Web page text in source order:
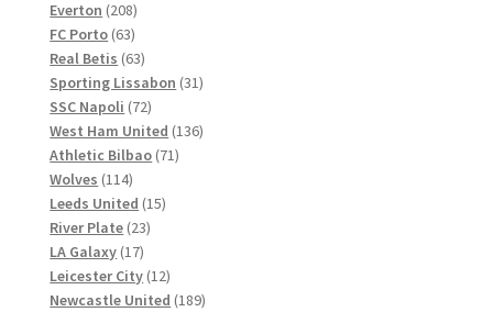
Everton 208208
produkter
FC Porto 6363
produkter
Real Betis 6363
produkter
Sporting Lissabon 3131
SSC Napoli 7272
produkter
West Ham United 136136
Athletic Bilbao 7171
Wolves 114114
produkter
Leeds United 1515
River Plate 2323
LA Galaxy 1717
produkter
Leicester City 1212
produkter
Newcastle United 189189